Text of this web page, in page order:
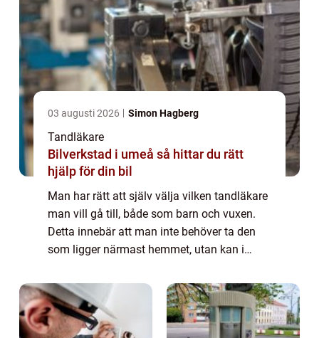
03 augusti 2026 Simon Hagberg
Tandläkare
Bilverkstad i umeå så hittar du rätt
hjälp för din bil
Man har rätt att själv välja vilken tandläkare
man vill gå till, både som barn och vuxen.
Detta innebär att man inte behöver ta den
som ligger närmast hemmet, utan kan i
skolan, centrum eller arbetet. Men vil...